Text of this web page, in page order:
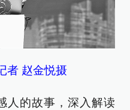
者 赵金悦摄
人的故事，深入解读